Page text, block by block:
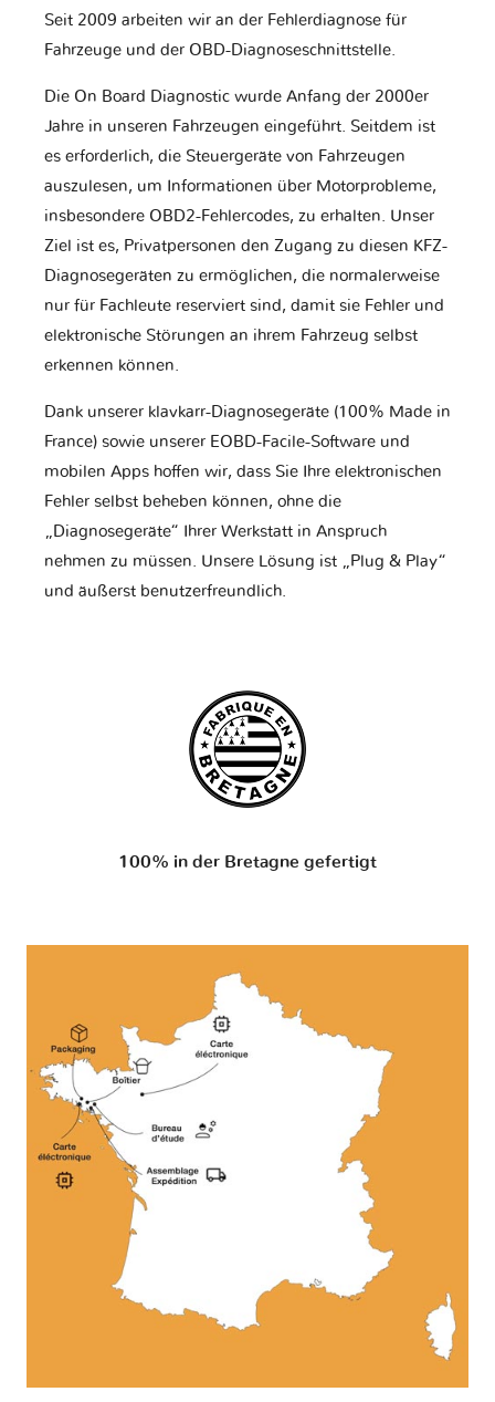
Seit 2009 arbeiten wir an der Fehlerdiagnose für
Fahrzeuge und der OBD-Diagnoseschnittstelle.
Die On Board Diagnostic wurde Anfang der 2000er
Jahre in unseren Fahrzeugen eingeführt. Seitdem ist
es erforderlich, die Steuergeräte von Fahrzeugen
auszulesen, um Informationen über Motorprobleme,
insbesondere OBD2-Fehlercodes, zu erhalten. Unser
Ziel ist es, Privatpersonen den Zugang zu diesen KFZ-
Diagnosegeräten zu ermöglichen, die normalerweise
nur für Fachleute reserviert sind, damit sie Fehler und
elektronische Störungen an ihrem Fahrzeug selbst
erkennen können.
Dank unserer klavkarr-Diagnosegeräte (100% Made in
France) sowie unserer EOBD-Facile-Software und
mobilen Apps hoffen wir, dass Sie Ihre elektronischen
Fehler selbst beheben können, ohne die
„Diagnosegeräte“ Ihrer Werkstatt in Anspruch
nehmen zu müssen. Unsere Lösung ist „Plug & Play“
und äußerst benutzerfreundlich.
100% in der Bretagne gefertigt